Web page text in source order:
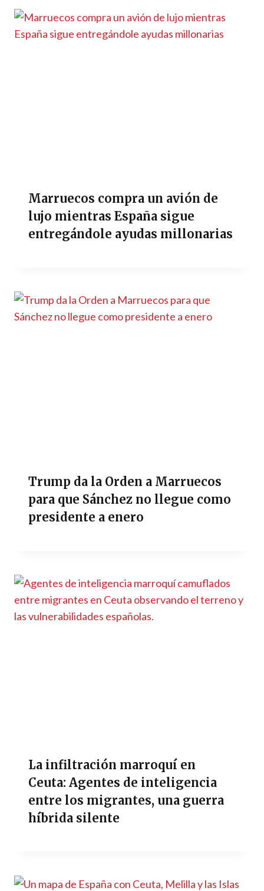
Marruecos compra un avión de
lujo mientras España sigue
entregándole ayudas millonarias
Trump da la Orden a Marruecos
para que Sánchez no llegue como
presidente a enero
La infiltración marroquí en
Ceuta: Agentes de inteligencia
entre los migrantes, una guerra
híbrida silente